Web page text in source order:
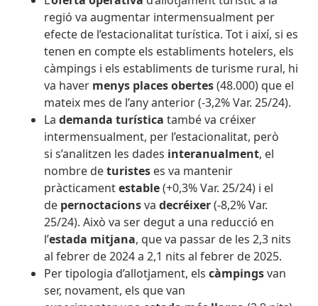
regió va augmentar intermensualment per
efecte de l’estacionalitat turística. Tot i així, si es
tenen en compte els establiments hotelers, els
càmpings i els establiments de turisme rural, hi
va haver menys places obertes(48.000) que el
mateix mes de l’any anterior (-3,2% Var. 25/24).
Lademanda turísticatambé va créixer
intermensualment, per l’estacionalitat, però
si s’analitzen les dades interanualment, el
nombre deturistes es va mantenir
pràcticamentestable(+0,3% Var. 25/24) i el
de pernoctacionsvadecréixer(-8,2% Var.
25/24). Això va ser degut a una reducció en
l’estada mitjana, que va passar de les 2,3 nits
al febrer de 2024 a 2,1 nits al febrer de 2025.
Per tipologia d’allotjament, elscàmpingsvan
ser, novament, els que van